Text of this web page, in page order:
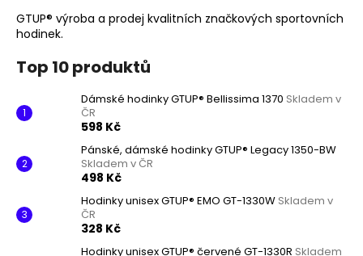
GTUP® výroba a prodej kvalitních značkových sportovních
hodinek.
Top 10 produktů
Dámské hodinky GTUP® Bellissima 1370 Skladem v
ČR
598 Kč
Pánské, dámské hodinky GTUP® Legacy 1350-BW
Skladem v ČR
498 Kč
Hodinky unisex GTUP® EMO GT-1330W Skladem v
ČR
328 Kč
Hodinky unisex GTUP® červené GT-1330R Skladem